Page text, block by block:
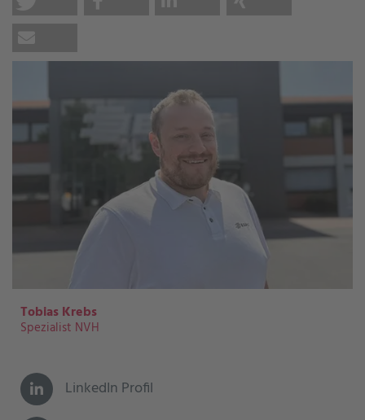
Tobias Krebs
Spezialist NVH
LinkedIn Profil